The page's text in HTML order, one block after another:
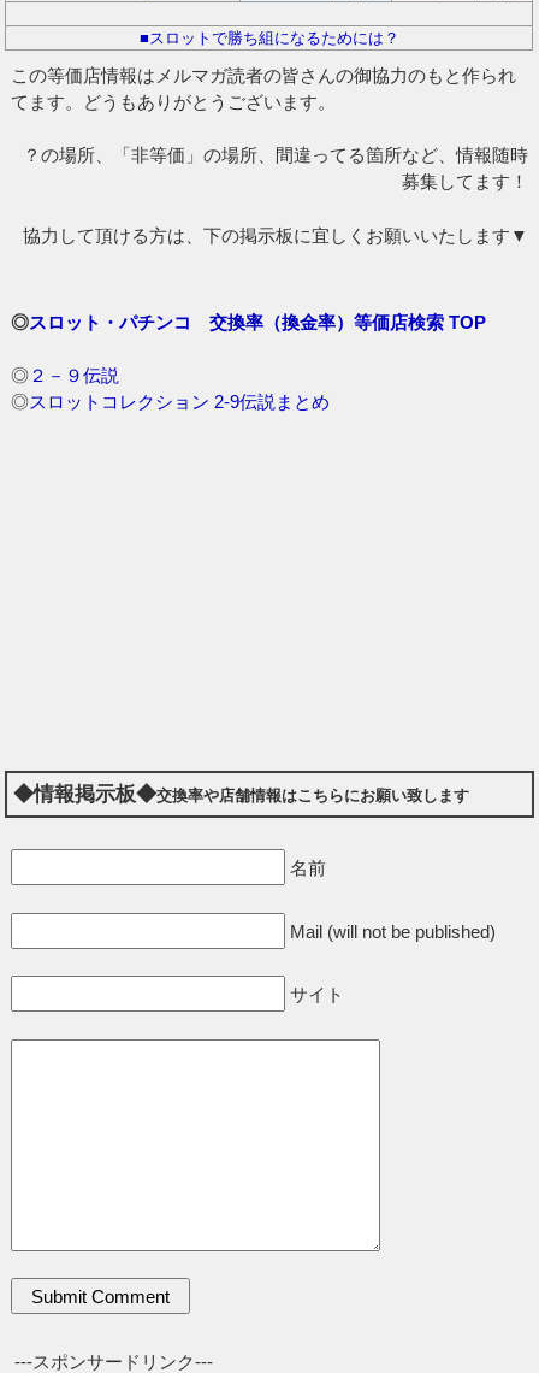
■スロットで勝ち組になるためには？
この等価店情報はメルマガ読者の皆さんの御協力のもと作られ
てます。どうもありがとうございます。
？の場所、「非等価」の場所、間違ってる箇所など、情報随時
募集してます！
協力して頂ける方は、下の掲示板に宜しくお願いいたします▼
◎スロット・パチンコ 交換率（換金率）等価店検索 TOP
◎２－９伝説
◎スロットコレクション 2-9伝説まとめ
◆情報掲示板◆交換率や店舗情報はこちらにお願い致します
名前
Mail (will not be published)
サイト
---スポンサードリンク---